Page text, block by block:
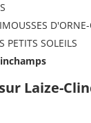
PETITS SOLEILS
Laize-